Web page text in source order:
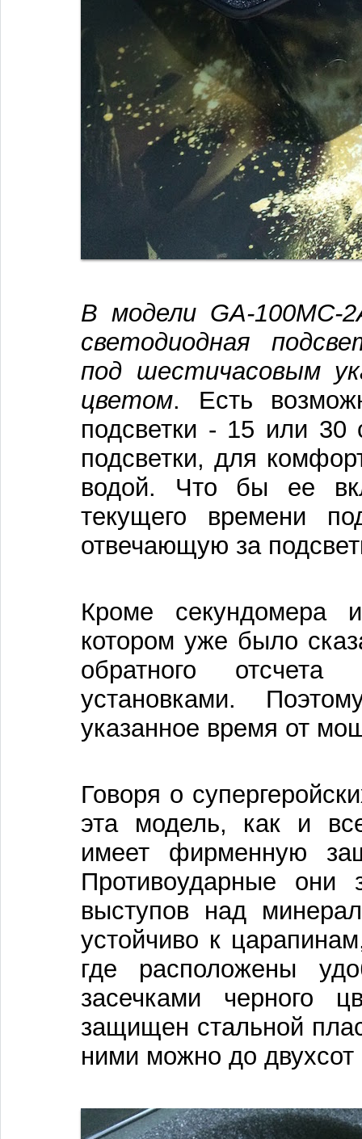
В модели GA-100MC-
светодиодная
под шестичасовым
цветом. Есть
подсветки - 15 или 30
подсветки, для
водой. Что бы ее
текущего времени
отвечающую за
Кроме секундомера
котором уже было
обратного
установками.
указанное время от
Говоря о
эта модель, как и
имеет фирменную
Противоударные они
выступов над
устойчиво к
где расположены
засечками черного
защищен стальной
ними можно до двухсот